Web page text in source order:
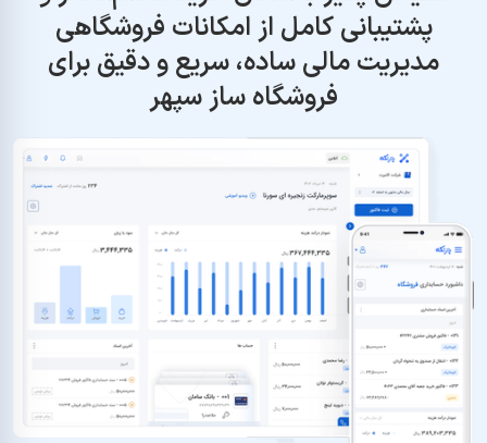
پشتیبانی کامل از امکانات فروشگاهی
مدیریت مالی ساده، سریع و دقیق برای
فروشگاه ساز سپهر